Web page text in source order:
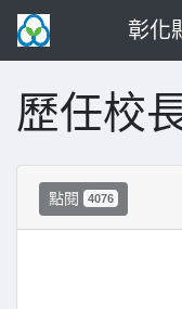
彰化
歷任校
點閱 4076